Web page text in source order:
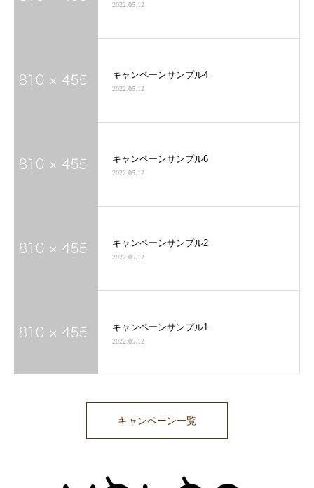
2022.05.12
キャンペーンサンプル4
2022.05.12
キャンペーンサンプル6
2022.05.12
キャンペーンサンプル2
2022.05.12
キャンペーンサンプル1
2022.05.12
キャンペーン一覧